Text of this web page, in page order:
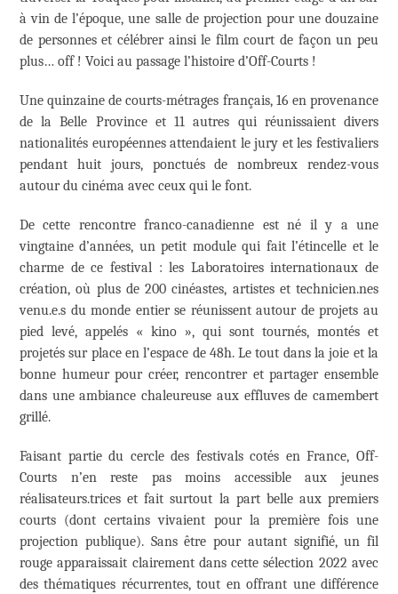
à vin de l’époque, une salle de projection pour une douzaine
de personnes et célébrer ainsi le film court de façon un peu
plus… off ! Voici au passage l’histoire d’Off-Courts !
Une quinzaine de courts-métrages français, 16 en provenance
de la Belle Province et 11 autres qui réunissaient divers
nationalités européennes attendaient le jury et les festivaliers
pendant huit jours, ponctués de nombreux rendez-vous
autour du cinéma avec ceux qui le font.
De cette rencontre franco-canadienne est né il y a une
vingtaine d’années, un petit module qui fait l’étincelle et le
charme de ce festival : les Laboratoires internationaux de
création, où plus de 200 cinéastes, artistes et technicien.nes
venu.e.s du monde entier se réunissent autour de projets au
pied levé, appelés « kino », qui sont tournés, montés et
projetés sur place en l’espace de 48h. Le tout dans la joie et la
bonne humeur pour créer, rencontrer et partager ensemble
dans une ambiance chaleureuse aux effluves de camembert
grillé.
Faisant partie du cercle des festivals cotés en France, Off-
Courts n’en reste pas moins accessible aux jeunes
réalisateurs.trices et fait surtout la part belle aux premiers
courts (dont certains vivaient pour la première fois une
projection publique). Sans être pour autant signifié, un fil
rouge apparaissait clairement dans cette sélection 2022 avec
des thématiques récurrentes, tout en offrant une différence